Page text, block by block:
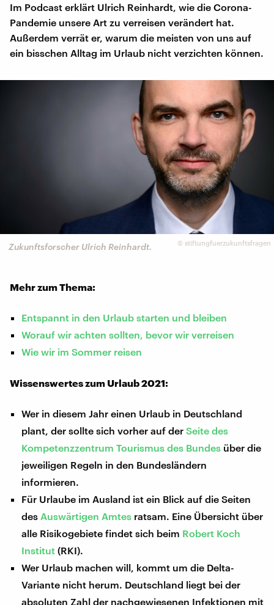
Im Podcast erklärt Ulrich Reinhardt, wie die Corona-
Pandemie unsere Art zu verreisen verändert hat.
Außerdem verrät er, warum die meisten von uns auf
ein bisschen Alltag im Urlaub nicht verzichten können.
© stiftungfuerzukunftsfragen
Zukunftsforscher Ulrich Reinhardt.
Mehr zum Thema:
Entspannt in den Urlaub starten und bleiben
Worauf wir achten sollten, bevor wir verreisen
Wie wir im Sommer reisen
Wissenswertes zum Urlaub 2021:
Wer in diesem Jahr einen Urlaub in Deutschland
plant, der sollte sich vorher auf derSeite des
Kompetenzzentrum Tourismus des Bundes über die
jeweiligen Regeln in den Bundesländern
informieren.
Für Urlaube im Ausland ist ein Blick auf die Seiten
des Auswärtigen Amtes ratsam. Eine Übersicht über
alle Risikogebiete findet sich beim Robert Koch
Institut (RKI).
Wer Urlaub machen will, kommt um die Delta-
Variante nicht herum. Deutschland liegt bei der
absoluten Zahl der nachgewiesenen Infektionen mit